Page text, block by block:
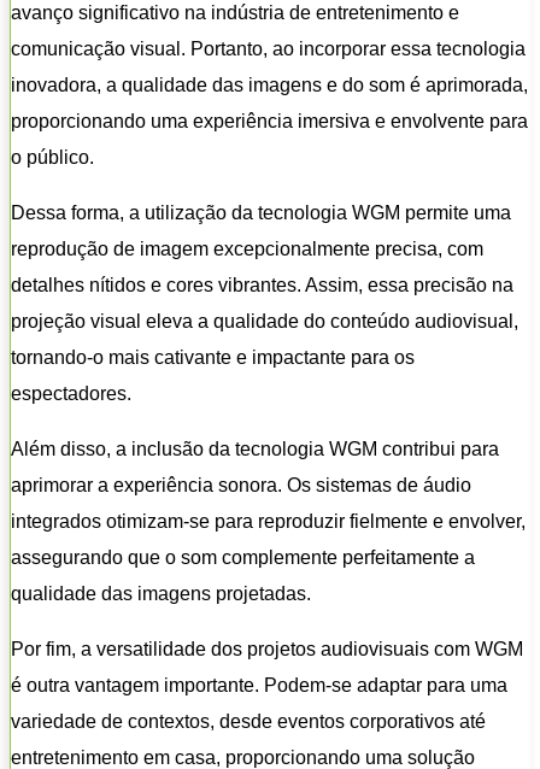
avanço significativo na indústria de entretenimento e
comunicação visual. Portanto, ao incorporar essa tecnologia
inovadora, a qualidade das imagens e do som é aprimorada,
proporcionando uma experiência imersiva e envolvente para
o público.
Dessa forma, a utilização da tecnologia WGM permite uma
reprodução de imagem excepcionalmente precisa, com
detalhes nítidos e cores vibrantes. Assim, essa precisão na
projeção visual eleva a qualidade do conteúdo audiovisual,
tornando-o mais cativante e impactante para os
espectadores.
Além disso, a inclusão da tecnologia WGM contribui para
aprimorar a experiência sonora. Os sistemas de áudio
integrados otimizam-se para reproduzir fielmente e envolver,
assegurando que o som complemente perfeitamente a
qualidade das imagens projetadas.
Por fim, a versatilidade dos projetos audiovisuais com WGM
é outra vantagem importante. Podem-se adaptar para uma
variedade de contextos, desde eventos corporativos até
entretenimento em casa, proporcionando uma solução